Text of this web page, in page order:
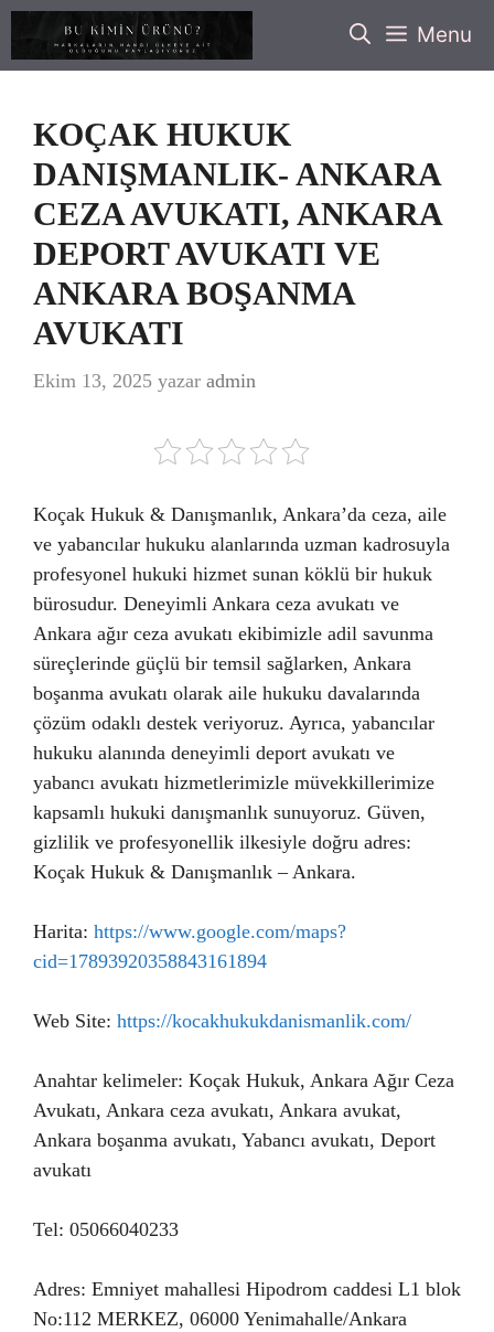
İçeriğe
Menu
KOÇAK HUKUK
DANIŞMANLIK- ANKARA
CEZA AVUKATI, ANKARA
DEPORT AVUKATI VE
ANKARA BOŞANMA
AVUKATI
Ekim 13, 2025 yazar admin
Koçak Hukuk & Danışmanlık, Ankara’da ceza, aile
ve yabancılar hukuku alanlarında uzman kadrosuyla
profesyonel hukuki hizmet sunan köklü bir hukuk
bürosudur. Deneyimli Ankara ceza avukatı ve
Ankara ağır ceza avukatı ekibimizle adil savunma
süreçlerinde güçlü bir temsil sağlarken, Ankara
boşanma avukatı olarak aile hukuku davalarında
çözüm odaklı destek veriyoruz. Ayrıca, yabancılar
hukuku alanında deneyimli deport avukatı ve
yabancı avukatı hizmetlerimizle müvekkillerimize
kapsamlı hukuki danışmanlık sunuyoruz. Güven,
gizlilik ve profesyonellik ilkesiyle doğru adres:
Koçak Hukuk & Danışmanlık – Ankara.
Harita: https://www.google.com/maps?
cid=17893920358843161894
Web Site: https://kocakhukukdanismanlik.com/
Anahtar kelimeler: Koçak Hukuk, Ankara Ağır Ceza
Avukatı, Ankara ceza avukatı, Ankara avukat,
Ankara boşanma avukatı, Yabancı avukatı, Deport
avukatı
Tel: 05066040233
Adres: Emniyet mahallesi Hipodrom caddesi L1 blok
No:112 MERKEZ, 06000 Yenimahalle/Ankara